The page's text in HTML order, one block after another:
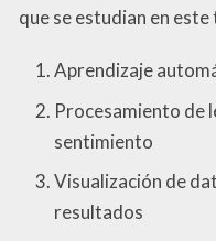
que se estudian en
Aprendizaje
Procesamiento de
sentimiento
Visualización de
resultados